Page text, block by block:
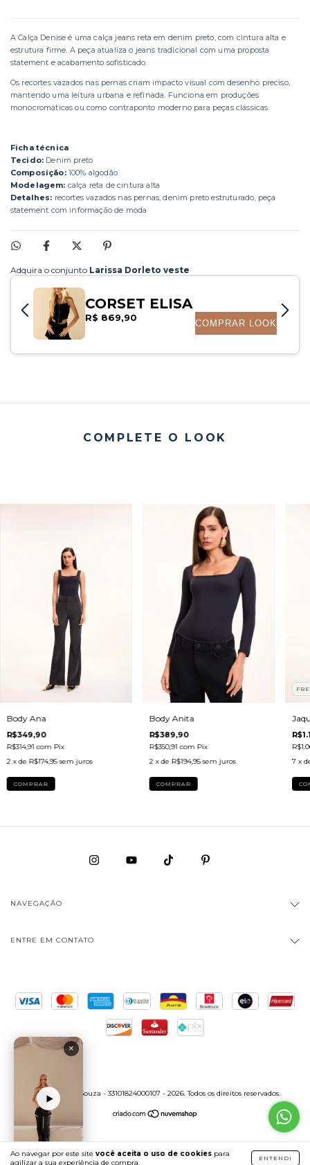
Ao navegar por este site você aceita o uso de cookies para
agilizar a sua experiência de compra.
ENTENDI
A Calça Denise é uma calça jeans reta em denim preto, com cintura alta e
estrutura firme. A peça atualiza o jeans tradicional com uma proposta
statement e acabamento sofisticado.
Os recortes vazados nas pernas criam impacto visual com desenho preciso,
mantendo uma leitura urbana e refinada. Funciona em produções
monocromáticas ou como contraponto moderno para peças clássicas.
Ficha técnica
Tecido: Denim preto
Composição:100% algodão
Modelagem: calça reta de cintura alta
Detalhes: recortes vazados nas pernas, denim preto estruturado, peça
statement com informação de moda
COMPLETE O LOOK
Body Ana
R$349,90
R$314,91com Pix
2 x de R$174,95 sem juros
COMPRAR
Body Anita
R$389,90
R$350,91com Pix
2 x de R$194,95 sem juros
COMPRAR
7 x
NAVEGAÇÃO
ENTRE EM CONTATO
Copyright Bia Souza - 33101824000107 - 2026. Todos os direitos reservados.
VER PEÇA
×